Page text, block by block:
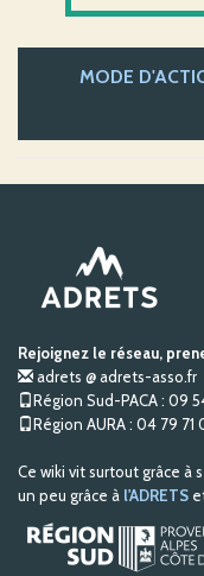
MODE
Rejoignez le réseau,
adrets @ adrets-asso.fr
Région Sud-PACA : 09
Région AURA : 04 79 71
Ce wiki vit surtout grâce à
un peu grâce à l'ADRETS